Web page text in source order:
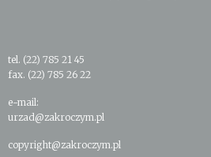
tel. (22) 785 21 45
fax. (22) 785 26 22
e-mail:
urzad@zakroczym.pl
copyright@zakroczym.pl